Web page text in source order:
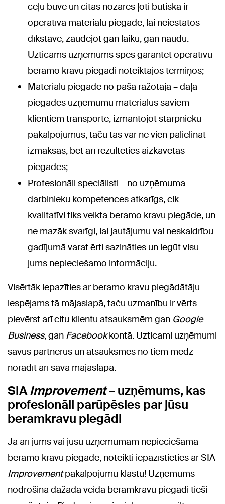
ceļu būvē un citās nozarēs ļoti būtiska ir
operatīva materiālu piegāde, lai neiestātos
dīkstāve, zaudējot gan laiku, gan naudu.
Uzticams uzņēmums spēs garantēt operatīvu
beramo kravu piegādi noteiktajos termiņos;
Materiālu piegāde no paša ražotāja – daļa
piegādes uzņēmumu materiālus saviem
klientiem transportē, izmantojot starpnieku
pakalpojumus, taču tas var ne vien palielināt
izmaksas, bet arī rezultēties aizkavētās
piegādēs;
Profesionāli speciālisti – no uzņēmuma
darbinieku kompetences atkarīgs, cik
kvalitatīvi tiks veikta beramo kravu piegāde, un
ne mazāk svarīgi, lai jautājumu vai neskaidrību
gadījumā varat ērti sazināties un iegūt visu
jums nepieciešamo informāciju.
Visērtāk iepazīties ar beramo kravu piegādātāju
iespējams tā mājaslapā, taču uzmanību ir vērts
pievērst arī citu klientu atsauksmēm gan Google
Business, gan Facebookkontā. Uzticami uzņēmumi
savus partnerus un atsauksmes no tiem mēdz
norādīt arī savā mājaslapā.
SIAImprovement– uzņēmums, kas
profesionāli parūpēsies par jūsu
beramkravu piegādi
Ja arī jums vai jūsu uzņēmumam nepieciešama
beramo kravu piegāde, noteikti iepazīstieties ar SIA
Improvementpakalpojumu klāstu! Uzņēmums
nodrošina dažāda veida beramkravu piegādi tieši